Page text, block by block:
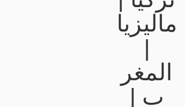
ماليزيا
|
المغر
ب |